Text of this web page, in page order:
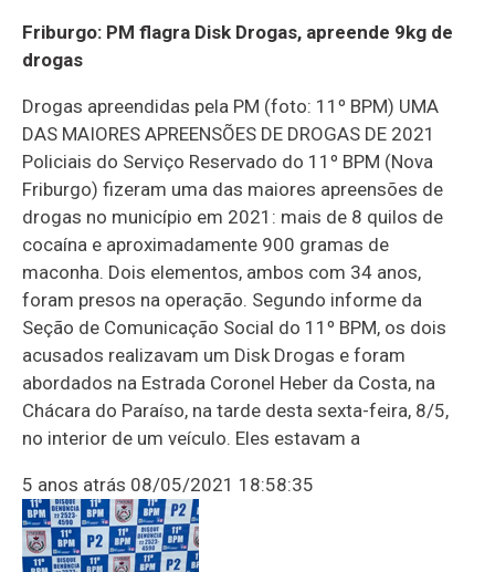
Friburgo: PM flagra Disk Drogas, apreende 9kg de
drogas
Drogas apreendidas pela PM (foto: 11º BPM) UMA
DAS MAIORES APREENSÕES DE DROGAS DE 2021
Policiais do Serviço Reservado do 11º BPM (Nova
Friburgo) fizeram uma das maiores apreensões de
drogas no município em 2021: mais de 8 quilos de
cocaína e aproximadamente 900 gramas de
maconha. Dois elementos, ambos com 34 anos,
foram presos na operação. Segundo informe da
Seção de Comunicação Social do 11º BPM, os dois
acusados realizavam um Disk Drogas e foram
abordados na Estrada Coronel Heber da Costa, na
Chácara do Paraíso, na tarde desta sexta-feira, 8/5,
no interior de um veículo. Eles estavam a
5 anos atrás 08/05/2021 18:58:35